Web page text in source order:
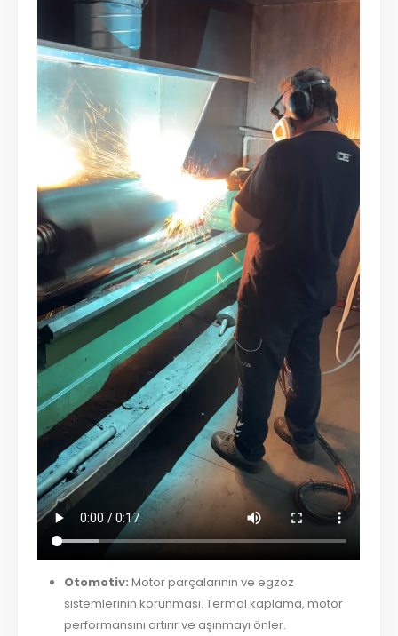
Otomotiv: Motor parçalarının ve egzoz
sistemlerinin korunması. Termal kaplama, motor
performansını artırır ve aşınmayı önler.